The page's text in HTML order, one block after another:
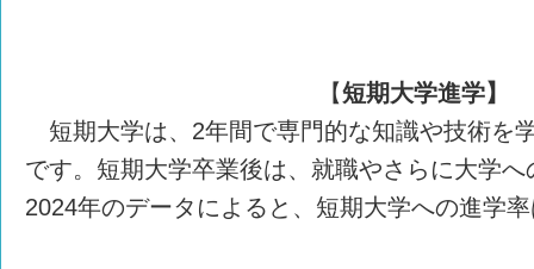
【短期大学進学】
短期大学は、2年間で専門的な知識や技術を
です。短期大学卒業後は、就職やさらに大学
2024年のデータによると、短期大学への進学